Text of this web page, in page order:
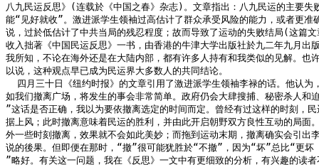
八九民运反思》(连载於《中国之春》杂志)。文章指出：八九民运的主要失
能“见好就收”。激进派学生领袖过高估计了群众承受风险的能力，或者更准
说，过於低估计了中共当局的残忍程度；故而导致了运动的失败结局(这篇文
收入拙著《中国民运反思》一书，由香港的牛津大学出版社於九二年九月出
我所知，不论在海外还是在大陆内部，都有许多人持有和我类似的见解。也
以说，这种观点早已成为民运界大多数人的共同结论。
四月三十日《纽约时报》的文章引用了激进派学生领袖李禄的话。他认为
如我们撤离广场，将发生的事会非常简单。政府仍会大肆搜捕、秘密杀人和
”这话是否正确，我以为要依撤离选定的时间而定。曾经有过这样的时刻，民
据上风；此时撤离意味着民运的胜利，并由此开启朝野双方良性互动的局面
外一些时刻撤离，效果就不会如此美妙；而拖到运动末期，撤离确实会引出
说的後果。但即便在那时，“撤”很可能犹胜於“不撤”，因为“坏”总比“更坏
”略好。有关这一问题，我在《反思》一文中有更细致的分析，有兴趣的读者